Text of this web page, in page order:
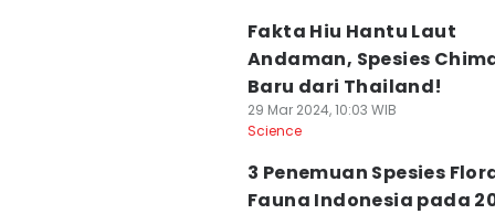
Fakta Hiu Hantu Laut
Andaman, Spesies
Baru dari Thailand!
29 Mar 2024, 10:03 WIB
Science
3 Penemuan Spesies
Fauna Indonesia pada